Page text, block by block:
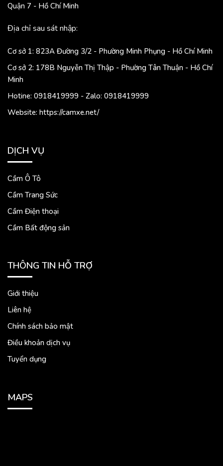
Quận 7 - Hồ Chí Minh
Địa chỉ sau sát nhập:
Cơ sở 1: 823A Đường 3/2 - Phường Minh Phụng - Hồ Chí Minh
Cơ sở 2: 178B Nguyễn Thị Thập - Phường Tân Thuận - Hồ Chí
Minh
Hotine: 0918419999 - Zalo: 0918419999
Website: https://camxe.net/
DỊCH VỤ
Cầm Ô Tô
Cầm Trang Sức
Cầm Điện thoại
Cầm Bất động sản
THÔNG TIN HỖ TRỢ
Giới thiệu
Liên hệ
Chính sách bảo mật
Điều khoản dịch vụ
Tuyển dụng
MAPS